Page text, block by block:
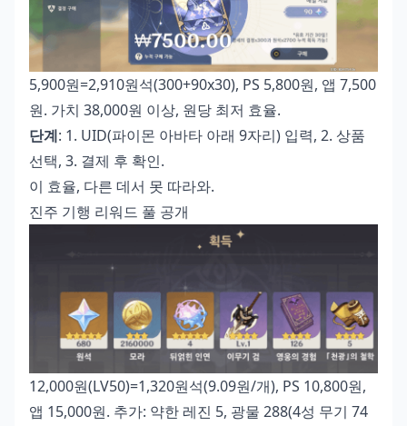
5,900원=2,910원석(300+90x30), PS 5,800원, 앱 7,500
원. 가치 38,000원 이상, 원당 최저 효율.
단계: 1. UID(파이몬 아바타 아래 9자리) 입력, 2. 상품
선택, 3. 결제 후 확인.
이 효율, 다른 데서 못 따라와.
진주 기행 리워드 풀 공개
12,000원(LV50)=1,320원석(9.09원/개), PS 10,800원,
앱 15,000원. 추가: 약한 레진 5, 광물 288(4성 무기 74